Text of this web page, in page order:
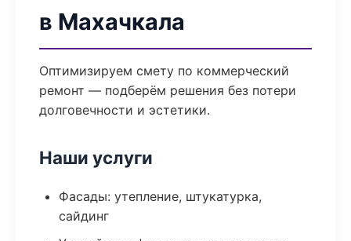
в Махачкала
Оптимизируем смету по коммерческий
ремонт — подберём решения без потери
долговечности и эстетики.
Наши услуги
Фасады: утепление, штукатурка,
сайдинг